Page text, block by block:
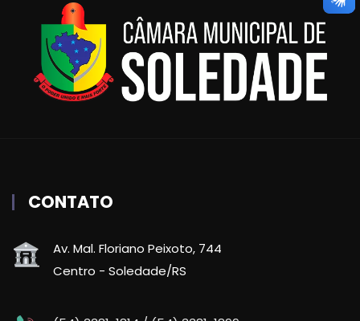
CONTATO
Av. Mal. Floriano Peixoto, 744
Centro - Soledade/RS